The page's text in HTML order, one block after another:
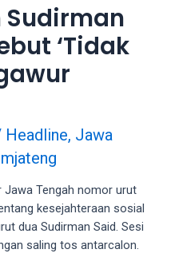
Sudirman
‘Tidak
Headline, Jawa
Jawa Tengah nomor urut
kesejahteraan sosial
dua Sudirman Said. Sesi
saling tos antarcalon.